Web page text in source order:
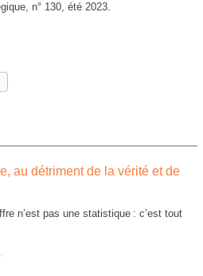
n° 130, été 2023.
au détriment de la vérité et de
n’est pas une statistique : c’est tout